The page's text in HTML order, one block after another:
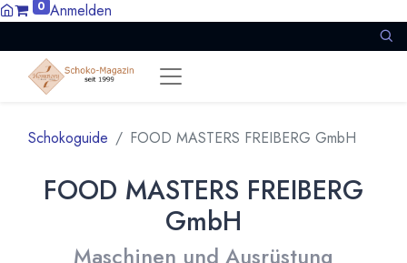
0 Anmelden
Schokoguide FOOD MASTERS FREIBERG GmbH
FOOD MASTERS FREIBERG
GmbH
Maschinen und Ausrüstung